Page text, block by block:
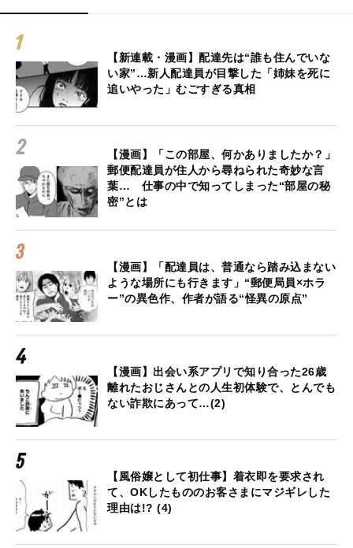
【新連載・漫画】配達先は“誰も住んでいな
い家”…新人配達員が目撃した「姉妹を死に
追いやった」むごすぎる真相
【漫画】「この部屋、何かありましたか？」
郵便配達員が住人から尋ねられた奇妙な言
葉… 仕事の中で知ってしまった“部屋の秘
密”とは
【漫画】「配達員は、普通なら踏み込まない
ような場所にも行きます」“郵便局員×ホラ
ー”の異色作、作者が語る“怪異の原点”
【漫画】出会い系アプリで知り合った26歳
離れたおじさんとの人生初体験で、とんでも
ない詐欺にあって…(2)
【風俗嬢として初仕事】着衣即を要求され
て、OKしたもののお客さまにマジギレした
理由は!? (4)